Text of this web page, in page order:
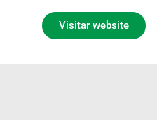
Visitar website